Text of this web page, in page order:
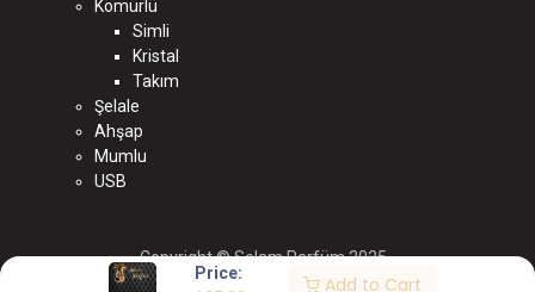
Price:
Add to Cart
Kömürlü
Simli
Kristal
Takım
Şelale
Ahşap
Mumlu
USB
Copyright © Selam Parfüm 2025
الْعَرَبيّة
English (US) | Türkçe